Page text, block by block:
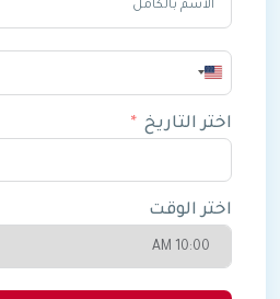
United
اختر التاريخ
اختر الوقت